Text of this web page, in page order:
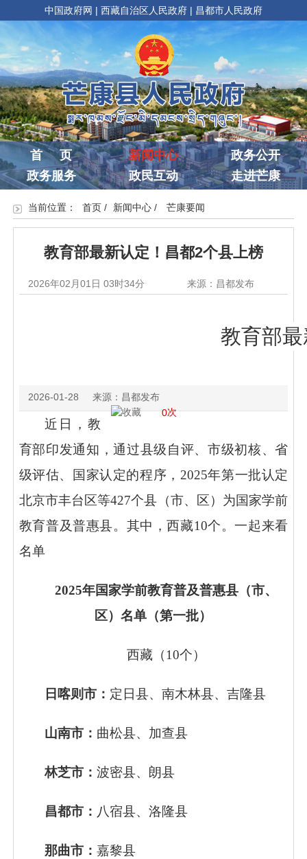
中国政府网 | 西藏自治区人民政府 | 昌都市人民政府
首 页 新闻中心
政务公开
政务服务
政民互动 走进芒康
当前位置： 首页/ 新闻中心/ 芒康要闻
教育部最新认定！昌都2个县上榜
2026年02月01日 03时34分 来源：昌都发布
教育部
2026-01-28 来源： 昌都发布
0次
近日，教
育部印发通知，通过县级自评、市级初核、省
级评估、国家认定的程序， 2025年第一批认定
北京市丰台区等427个县（市、区）为国家学前
教育普及普惠县。其中，西藏10个。一起来看
名单
2025年国家学前教育普及普惠县（市、
区）名单（第一批）
西藏（10个）
日喀则市： 定日县、南木林县、吉隆县
山南市： 曲松县、加查县
林芝市：波密县、朗县
昌都市： 八宿县、洛隆县
那曲市：嘉黎县